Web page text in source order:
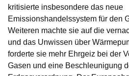
kritisierte insbesondere das neue
Emissionshandelssystem für den
Weiteren machte sie auf die
und das Unwissen über
forderte sie mehr Ehrgeiz bei der
Gasen und eine Beschleunigung